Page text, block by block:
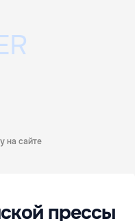
на сайте
прессы